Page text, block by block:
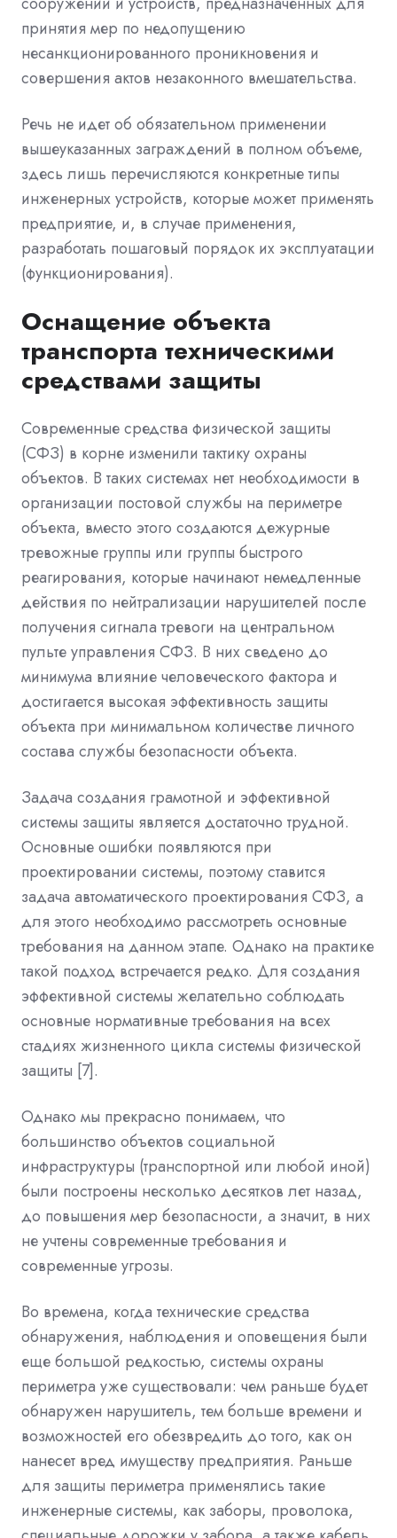
принятия мер по недопущению
несанкционированного проникновения и
совершения актов незаконного вмешательства.
Речь не идет об обязательном применении
вышеуказанных заграждений в полном объеме,
здесь лишь перечисляются конкретные типы
инженерных устройств, которые может применять
предприятие, и, в случае применения,
разработать пошаговый порядок их эксплуатации
(функционирования).
Оснащение объекта
транспорта техническими
средствами защиты
Современные средства физической защиты
(СФЗ) в корне изменили тактику охраны
объектов. В таких системах нет необходимости в
организации постовой службы на периметре
объекта, вместо этого создаются дежурные
тревожные группы или группы быстрого
реагирования, которые начинают немедленные
действия по нейтрализации нарушителей после
получения сигнала тревоги на центральном
пульте управления СФЗ. В них сведено до
минимума влияние человеческого фактора и
достигается высокая эффективность защиты
объекта при минимальном количестве личного
состава службы безопасности объекта.
Задача создания грамотной и эффективной
системы защиты является достаточно трудной.
Основные ошибки появляются при
проектировании системы, поэтому ставится
задача автоматического проектирования СФЗ, а
для этого необходимо рассмотреть основные
требования на данном этапе. Однако на практике
такой подход встречается редко. Для создания
эффективной системы желательно соблюдать
основные нормативные требования на всех
стадиях жизненного цикла системы физической
защиты [7].
Однако мы прекрасно понимаем, что
большинство объектов социальной
инфраструктуры (транспортной или любой иной)
были построены несколько десятков лет назад,
до повышения мер безопасности, а значит, в них
не учтены современные требования и
современные угрозы.
Во времена, когда технические средства
обнаружения, наблюдения и оповещения были
еще большой редкостью, системы охраны
периметра уже существовали: чем раньше будет
обнаружен нарушитель, тем больше времени и
возможностей его обезвредить до того, как он
нанесет вред имуществу предприятия. Раньше
для защиты периметра применялись такие
инженерные системы, как заборы, проволока,